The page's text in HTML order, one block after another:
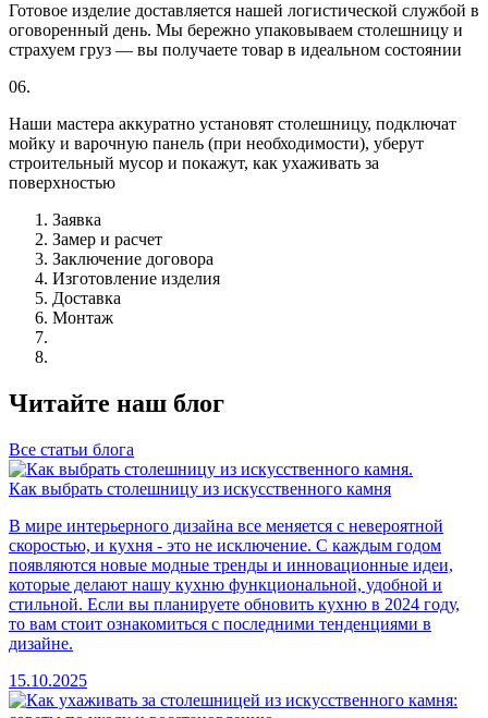
Готовое изделие доставляется нашей логистической службой в
оговоренный день. Мы бережно упаковываем столешницу и
страхуем груз — вы получаете товар в идеальном состоянии
06.
Наши мастера аккуратно установят столешницу, подключат
мойку и варочную панель (при необходимости), уберут
строительный мусор и покажут, как ухаживать за
поверхностью
Заявка
Замер и расчет
Заключение договора
Изготовление изделия
Доставка
Монтаж
Читайте наш блог
Все статьи блога
Как выбрать столешницу из искусственного камня
В мире интерьерного дизайна все меняется с невероятной
скоростью, и кухня - это не исключение. С каждым годом
появляются новые модные тренды и инновационные идеи,
которые делают нашу кухню функциональной, удобной и
стильной. Если вы планируете обновить кухню в 2024 году,
то вам стоит ознакомиться с последними тенденциями в
дизайне.
15.10.2025